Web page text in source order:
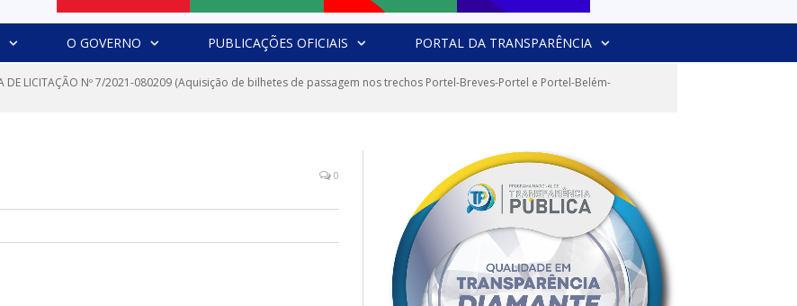
O GOVERNO PUBLICAÇÕES OFICIAIS PORTAL DA TRANSPARÊNCIA
DE LICITAÇÃO Nº 7/2021-080209 (Aquisição de bilhetes de passagem nos trechos Portel-Breves-Portel e Portel-Belém-
0